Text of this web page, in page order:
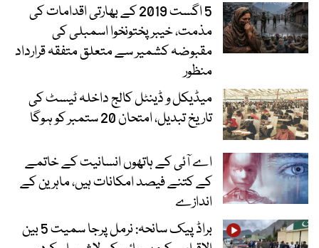
5 اگست 2019 کے بھارتی اقدامات کی
مذمت، خیبرپختونخوا اسمبلی کی
مقبوضہ کشمیر سے متعلق متفقہ قرارداد
منظور
میڈیکل و ڈینٹل کالج داخلہ ٹیسٹ کی
تاریخ تبدیل، امتحان 20 ستمبر کو ہوگا
اے آئی کے ہاتھوں انسانیت کے خاتمے
کے کتنے فیصد امکانات ہیں، ماہرین کے
اندازے
براڈ پیک سانحہ: نرمل پرجا سمیت 5 بین